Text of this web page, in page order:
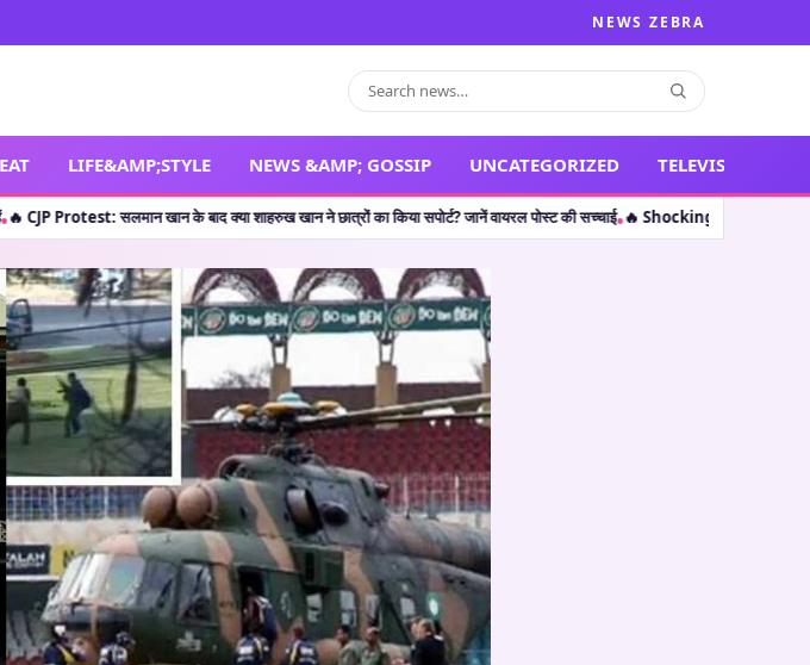
NEWS ZEBRA
LIFE&AMP;STYLE NEWS &AMP; GOSSIP UNCATEGORIZED TELEVISION
सलमान खान के बाद क्या शाहरुख खान ने छात्रों का किया सपोर्ट? जानें वायरल पोस्ट की सच्चाई•🔥 Shocking Retirement: थलपति विजय ही